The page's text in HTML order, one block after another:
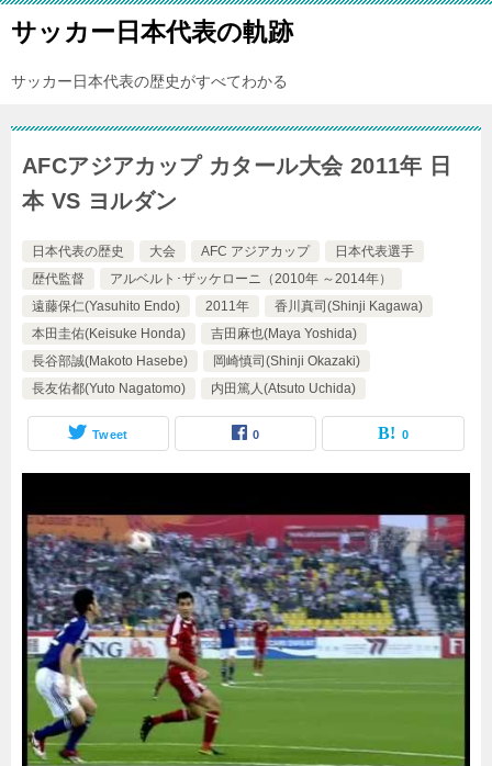
サッカー日本代表の軌跡
サッカー日本代表の歴史がすべてわかる
AFCアジアカップ カタール大会 2011年 日
本 VS ヨルダン
日本代表の歴史 大会 AFC アジアカップ
日本代表選手
歴代監督
アルベルト･ザッケローニ（2010年 ～2014年）
遠藤保仁(Yasuhito Endo)
2011年
香川真司(Shinji Kagawa)
本田圭佑(Keisuke Honda)
吉田麻也(Maya Yoshida)
長谷部誠(Makoto Hasebe)
岡崎慎司(Shinji Okazaki)
長友佑都(Yuto Nagatomo)
内田篤人(Atsuto Uchida)
Tweet 0 0